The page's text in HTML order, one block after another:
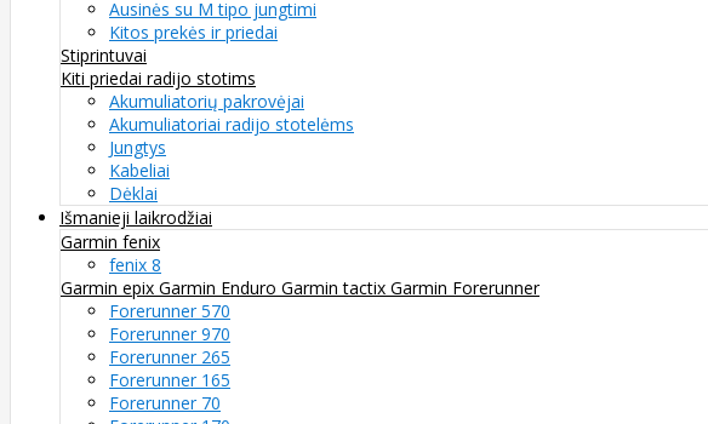
Ausinės su M tipo jungtimi
Kitos prekės ir priedai
Stiprintuvai
Kiti priedai radijo stotims
Akumuliatorių pakrovėjai
Akumuliatoriai radijo stotelėms
Jungtys
Kabeliai
Dėklai
Išmanieji laikrodžiai
Garmin fenix
fenix 8
Garmin epix Garmin Enduro Garmin tactix Garmin Forerunner
Forerunner 570
Forerunner 970
Forerunner 265
Forerunner 165
Forerunner 70